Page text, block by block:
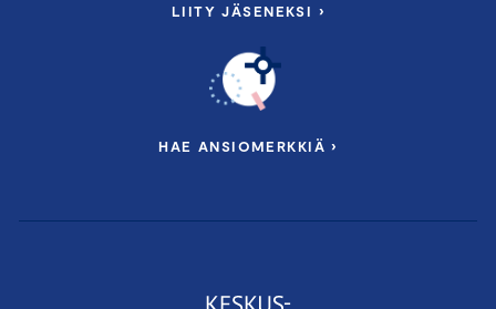
LIITY JÄSENEKSI ›
HAE ANSIOMERKKIÄ ›